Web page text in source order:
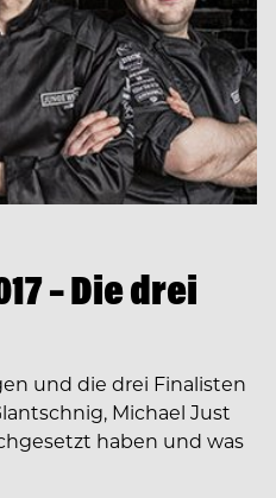
– Die drei
und die drei Finalisten
Michael Just
haben und was